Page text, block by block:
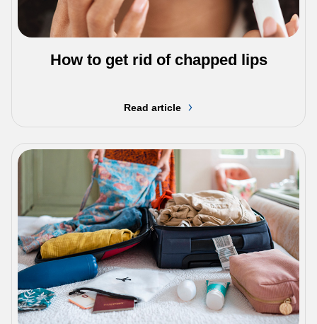
How to get rid of chapped lips
Read article